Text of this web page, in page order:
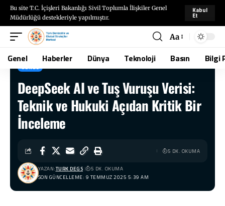
Bu site T.C. İçişleri Bakanlığı Sivil Toplumla İlişkiler Genel
Müdürlüğü destekleriyle yapılmıştır.
Kabul
Et
Aa
Genel Haberler Dünya Teknoloji Basın Bilgi
TÜRKDEGS>Blog > Genel > DeepSeek AI ve Tuş Vuruşu Verisi: Teknik ve Hukuki Açıdan Kritik Bir İnceleme
GENEL
DeepSeek AI ve Tuş Vuruşu Verisi:
Teknik ve Hukuki Açıdan Kritik Bir
İnceleme
SON GÜNCELLEME: 9 TEMMUZ 2025 5:39 AM
YAZAN:TURK DEGS 5 DK. OKUMA
5 DK. OKUMA